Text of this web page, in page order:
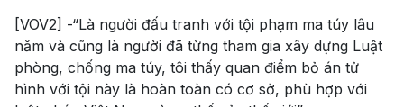
[VOV2] -“Là người đấu tranh với tội phạm ma túy lâu
năm và cũng là người đã từng tham gia xây dựng Luật
phòng, chống ma túy, tôi thấy quan điểm bỏ án tử
hình với tội này là hoàn toàn có cơ sở, phù hợp với